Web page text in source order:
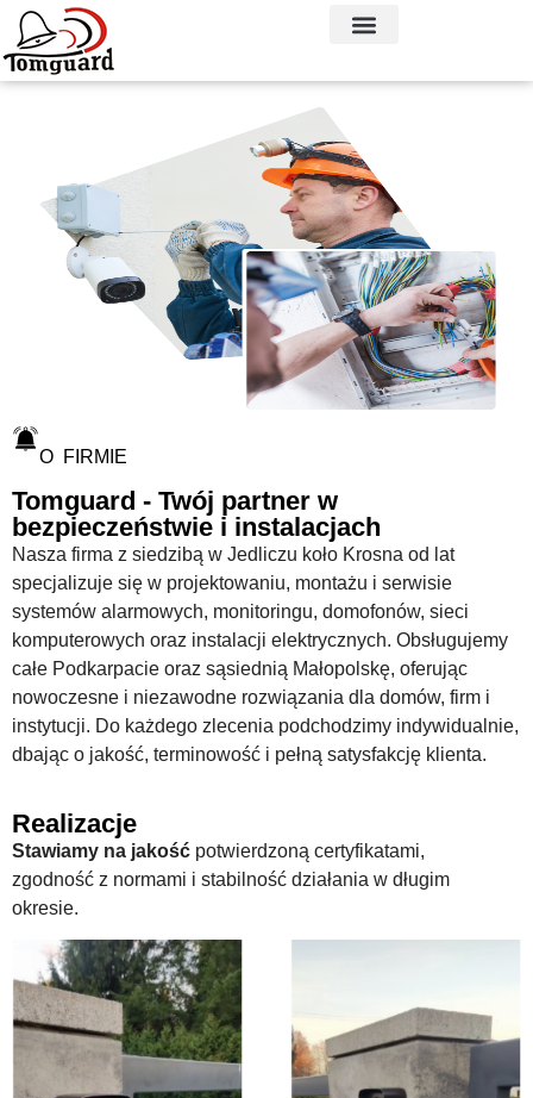
O FIRMIE
Tomguard - Twój partner w
bezpieczeństwie i instalacjach
Nasza firma z siedzibą w Jedliczu koło Krosna od lat
specjalizuje się w projektowaniu, montażu i serwisie
systemów alarmowych, monitoringu, domofonów, sieci
komputerowych oraz instalacji elektrycznych. Obsługujemy
całe Podkarpacie oraz sąsiednią Małopolskę, oferując
nowoczesne i niezawodne rozwiązania dla domów, firm i
instytucji. Do każdego zlecenia podchodzimy indywidualnie,
dbając o jakość, terminowość i pełną satysfakcję klienta.
Realizacje
Stawiamy na jakość potwierdzoną certyfikatami,
zgodność z normami i stabilność działania w długim
okresie.